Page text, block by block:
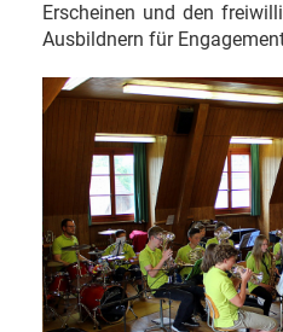
Erscheinen und den
Ausbildnern für